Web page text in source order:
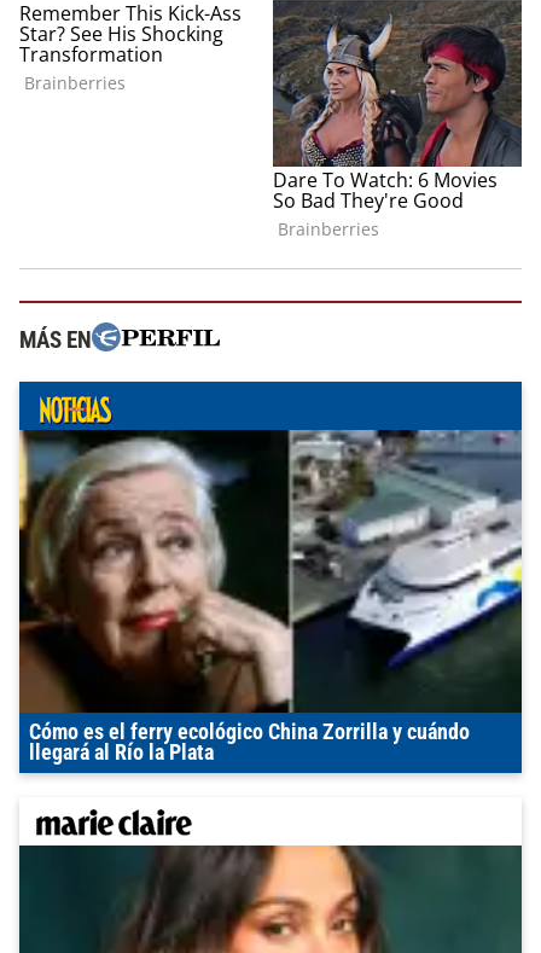
MÁS EN
Cómo es el ferry ecológico China Zorrilla y cuándo
llegará al Río la Plata